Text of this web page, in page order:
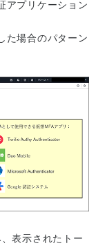
アプリケーション
た場合のパターン
表示されたトー